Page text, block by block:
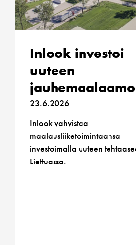
Inlook investoi
uuteen
23.6.2026
Inlook vahvistaa
maalausliiketoimintaansa
investoimalla uuteen
Liettuassa.